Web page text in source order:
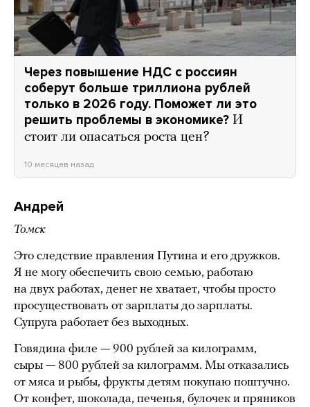
Через повышение НДС с россиян
соберут больше триллиона рублей
только в 2026 году. Поможет ли это
решить проблемы в экономике? И
стоит ли опасаться роста цен?
10 месяцев назад
Андрей
Томск
Это следствие правления Путина и его дружков.
Я не могу обеспечить свою семью, работаю
на двух работах, денег не хватает, чтобы просто
просуществовать от зарплаты до зарплаты.
Супруга работает без выходных.
Говядина филе — 900 рублей за килограмм,
сыры — 800 рублей за килограмм. Мы отказались
от мяса и рыбы, фрукты детям покупаю поштучно.
От конфет, шоколада, печенья, булочек и пряников